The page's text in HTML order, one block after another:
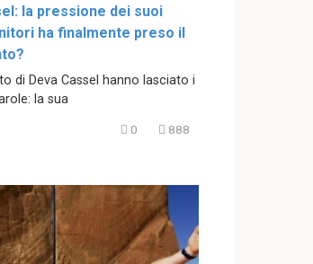
la pressione dei suoi
ha finalmente preso il
di Deva Cassel hanno lasciato i
la sua
0 888